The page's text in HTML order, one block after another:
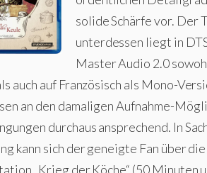
solide Schärfe vor. Der
unterdessen liegt in
Master Audio 2.0
auch auf Französisch als Mono-
an den damaligen Aufnahme-
durchaus ansprechend. In
kann sich der geneigte Fan über die
„Krieg der Köche“ (50 Minuten